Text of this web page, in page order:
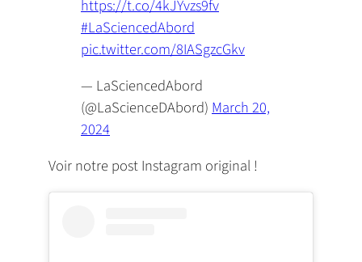
https://t.co/4kJYvzs9fv
#LaSciencedAbord
pic.twitter.com/8IASgzcGkv
— LaSciencedAbord
(@LaScienceDAbord) March 20,
2024
Voir notre post Instagram original !